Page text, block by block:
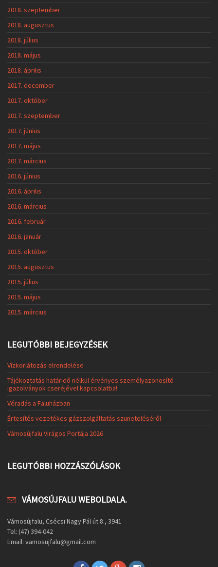
2018. szeptember
2018. augusztus
2018. július
2018. május
2018. április
2017. december
2017. október
2017. szeptember
2017. június
2017. május
2017. március
2016. június
2016. április
2016. március
2016. február
2016. január
2015. október
2015. augusztus
2015. július
2015. május
2015. március
LEGUTÓBBI BEJEGYZÉSEK
Vízkorlátozás elrendelése
Tájékoztatás határidő nélkül érvényes személyazonosító
igazolványok cseréjével kapcsolatba!
Véradás a Faluházban
Értesítés vezetékes gázszolgáltatás szüneteléséről
Vámosújfalu Virágos Portája 2026
LEGUTÓBBI HOZZÁSZÓLÁSOK
VÁMOSÚJFALU WEBOLDALA.
Vámosújfalu, Csécsi Nagy Pál út 8., 3941
Tel: (47) 394-042
Email: vamosujfalu@gmail.com